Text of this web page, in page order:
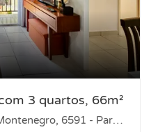
3 quartos, 66m²
Parque das Árvores, Parnamirim-RN